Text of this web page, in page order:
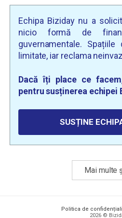
Echipa Biziday nu a
nicio formă de
guvernamentale.
limitate, iar reclama
Dacă îți place ce
pentru susținerea echipei
SUSȚINE
Mai multe
Politica de
2026 ©